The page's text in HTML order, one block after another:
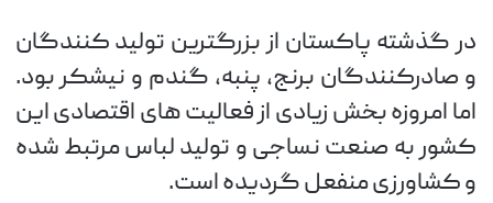
در گذشته پاکستان از بزرگترین تولید کنندگان
و صادرکنندگان برنج، پنبه، گندم و نیشکر بود.
اما امروزه بخش زیادی از فعالیت های اقتصادی این
کشور به صنعت نساجی و تولید لباس مرتبط شده
و کشاورزی منفعل گردیده است.